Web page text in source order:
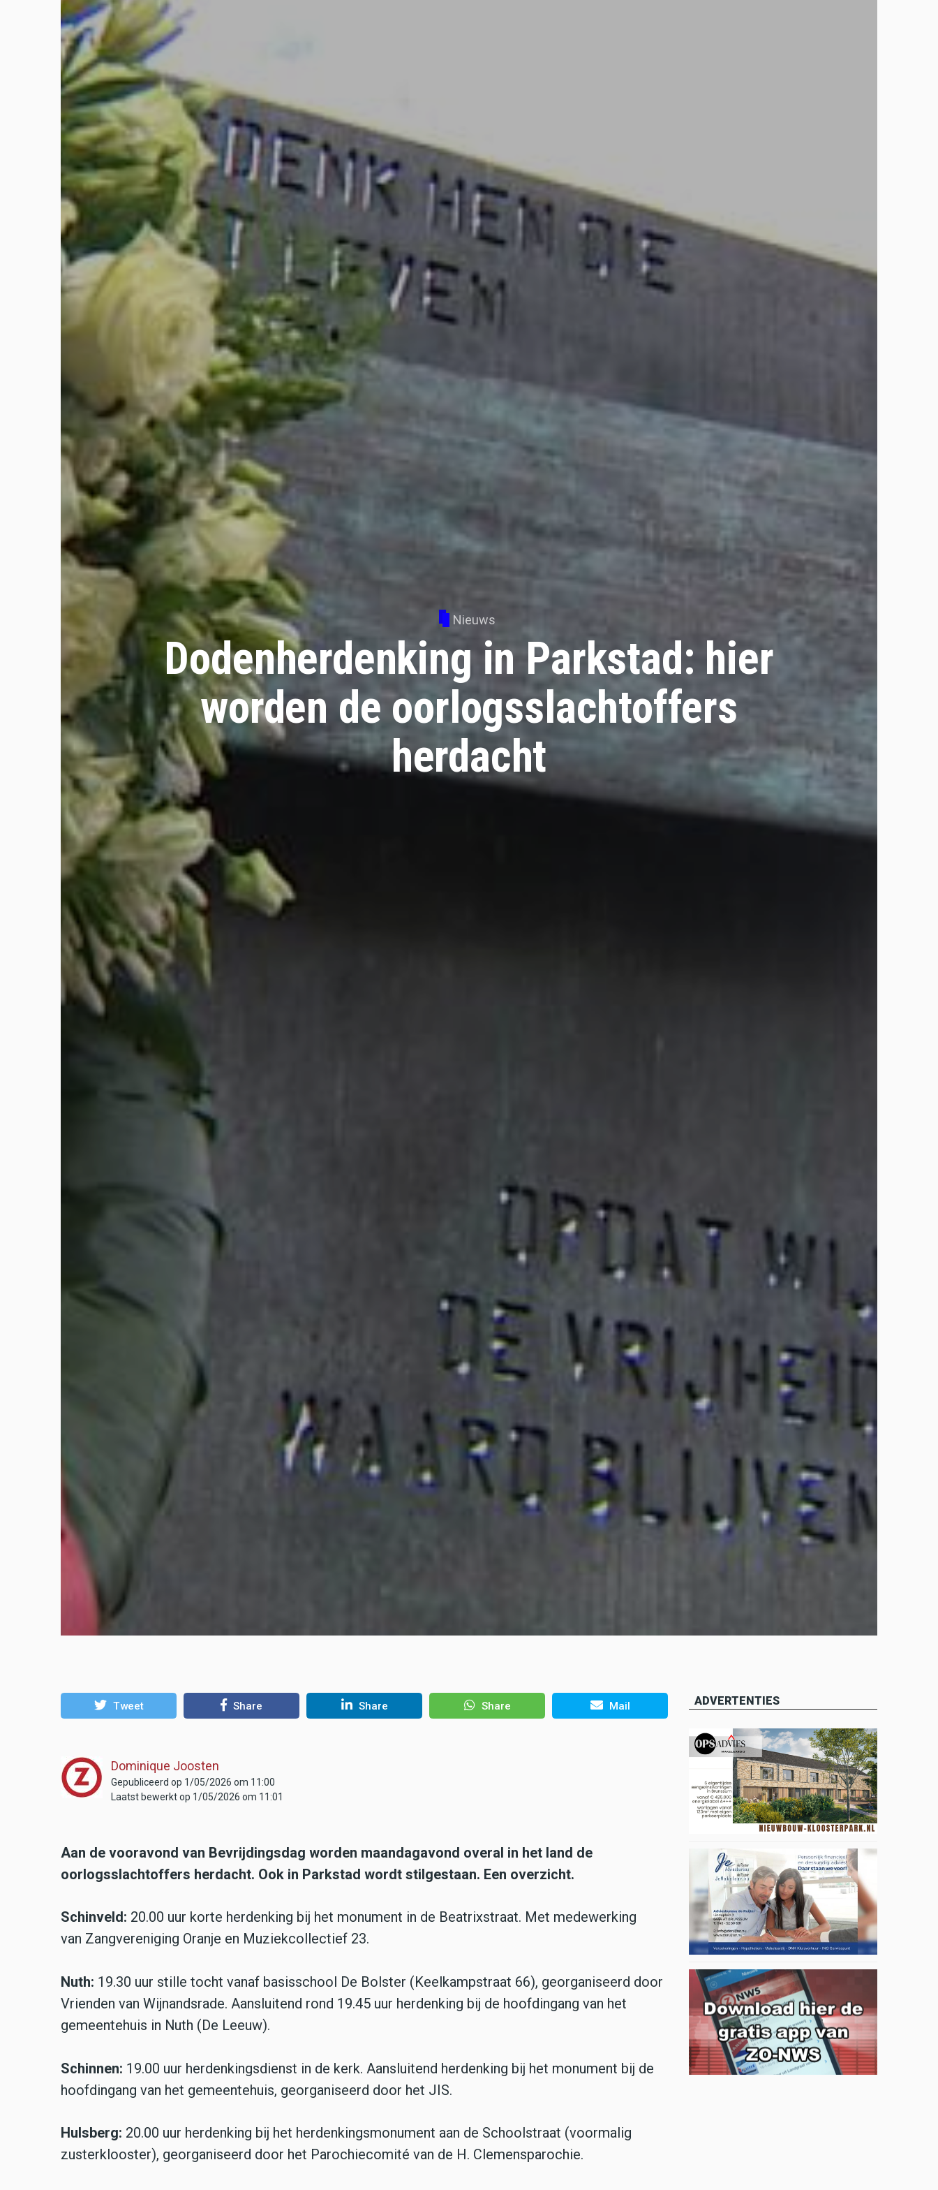
Nieuws
Dodenherdenking in Parkstad: hier
worden de oorlogsslachtoffers
herdacht
Tweet Share Share Share Mail
Dominique Joosten
Gepubliceerd op 1/05/2026 om 11:00
Laatst bewerkt op 1/05/2026 om 11:01
Aan de vooravond van Bevrijdingsdag worden maandagavond overal in het land de
oorlogsslachtoffers herdacht. Ook in Parkstad wordt stilgestaan. Een overzicht.
Schinveld: 20.00 uur korte herdenking bij het monument in de Beatrixstraat. Met medewerking
van Zangvereniging Oranje en Muziekcollectief 23.
Nuth: 19.30 uur stille tocht vanaf basisschool De Bolster (Keelkampstraat 66), georganiseerd door
Vrienden van Wijnandsrade. Aansluitend rond 19.45 uur herdenking bij de hoofdingang van het
gemeentehuis in Nuth (De Leeuw).
Schinnen: 19.00 uur herdenkingsdienst in de kerk. Aansluitend herdenking bij het monument bij de
hoofdingang van het gemeentehuis, georganiseerd door het JIS.
Hulsberg: 20.00 uur herdenking bij het herdenkingsmonument aan de Schoolstraat (voormalig
zusterklooster), georganiseerd door het Parochiecomité van de H. Clemensparochie.
ADVERTENTIES